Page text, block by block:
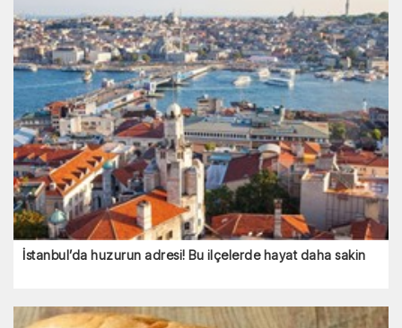
İstanbul’da huzurun adresi! Bu ilçelerde hayat daha sakin